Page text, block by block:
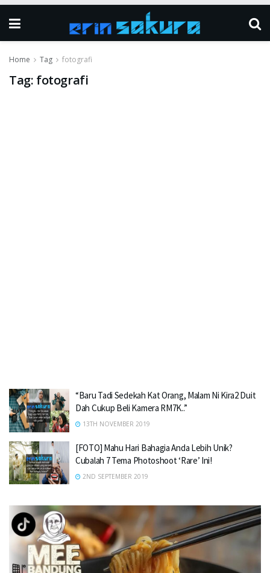
Home Tag fotografi
Tag: fotografi
“Baru Tadi Sedekah Kat Orang, Malam Ni Kira2 Duit
Dah Cukup Beli Kamera RM7K..”
13TH NOVEMBER 2019
[FOTO] Mahu Hari Bahagia Anda Lebih Unik?
Cubalah 7 Tema Photoshoot ‘Rare’ Ini!
2ND SEPTEMBER 2019